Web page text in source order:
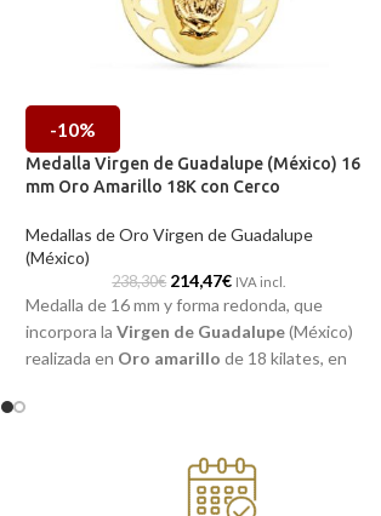
-10%
Medalla Virgen de Guadalupe (México) 16
mm Oro Amarillo 18K con Cerco
Medallas de Oro Virgen de Guadalupe
(México)
238,30€ 214,47€ IVA incl.
Medalla de 16 mm y forma redonda, que
incorpora la Virgen de Guadalupe(México)
realizada en Oro amarillo de 18 kilates, en
perfecta para ti o regalar a quien más quieras.
en nuestras tiendas de